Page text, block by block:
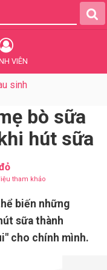
VIÊN
sinh
bò sữa
hút sữa
tham khảo
biến những
sữa thành
cho chính mình.